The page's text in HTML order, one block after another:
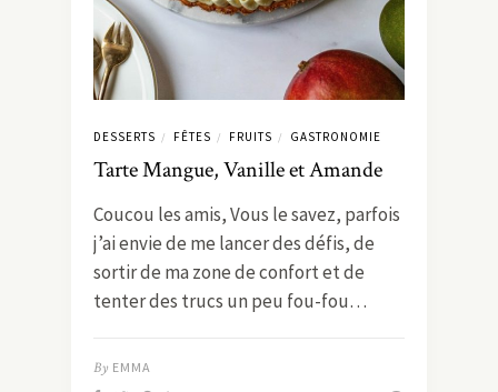
DESSERTS / FÊTES / FRUITS / GASTRONOMIE
Tarte Mangue, Vanille et Amande
Coucou les amis, Vous le savez, parfois
j’ai envie de me lancer des défis, de
sortir de ma zone de confort et de
tenter des trucs un peu fou-fou…
By EMMA